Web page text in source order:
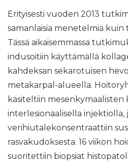
Erityisesti vuoden 2013
samanlaisia ​​menetelmiä kuin
Tässä aikaisemmassa
indusoitiin käyttämällä
kahdeksan sekarotuisen
metakarpal-alueella.
käsiteltiin mesenkymaalisten
interlesionaalisella
verihiutalekonsentraattiin
rasvakudoksesta. 16 viikon
suoritettiin biopsiat